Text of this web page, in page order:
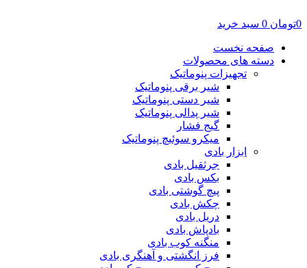
0تومان 0 سبد خرید
صفحه نخست
دسته های محصولات
تجهیزات پنوماتیک
شیر برقی پنوماتیک
شیر دستی پنوماتیک
شیر پدالی پنوماتیک
گیج فشار
میکرو سوئیچ پنوماتیک
ابزار بادی
جرثقیل بادی
بکس بادی
پیچ گوشتی بادی
چکش بادی
دریل بادی
بادپاش بادی
منگنه کوب بادی
فرز انگشتی و آهنگری بادی